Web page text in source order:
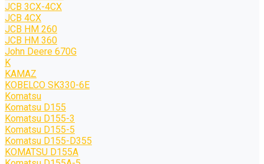
JCB 3CX-4CX
JCB 4CX
JCB HM 260
JCB HM 360
John Deere 670G
K
KAMAZ
KOBELCO SK330-6E
Komatsu
Komatsu D155
Komatsu D155-3
Komatsu D155-5
Komatsu D155-D355
KOMATSU D155A